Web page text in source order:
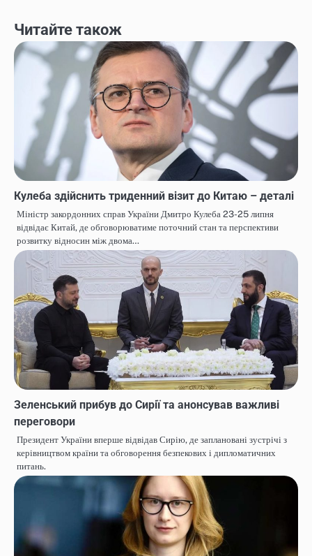
Читайте також
Кулеба здійснить триденний візит до Китаю – деталі
Міністр закордонних справ України Дмитро Кулеба 23-25 липня
відвідає Китай, де обговорюватиме поточний стан та перспективи
розвитку відносин між двома…
Зеленський прибув до Сирії та анонсував важливі
переговори
Президент України вперше відвідав Сирію, де заплановані зустрічі з
керівництвом країни та обговорення безпекових і дипломатичних
питань.